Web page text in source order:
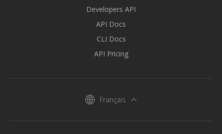
Developers API
API Docs
CLI Docs
API Pricing
Français